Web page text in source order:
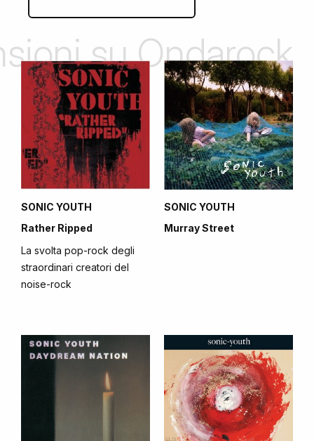
su Ondarock
SONIC YOUTH
Rather Ripped
La svolta pop-rock degli
straordinari creatori del
noise-rock
SONIC YOUTH
Murray Street